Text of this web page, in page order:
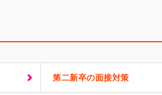
第二新卒の面接対策